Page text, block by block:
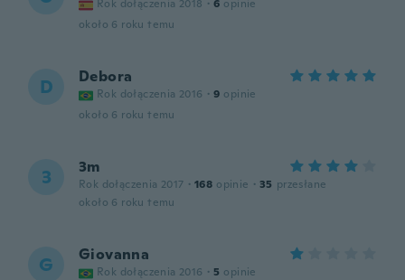
Rok dołączenia 2018 · 6 opinie
około 6 roku temu
D Debora
Rok dołączenia 2016 · 9 opinie
około 6 roku temu
3 3m
Rok dołączenia 2017 · 168 opinie · 35 przesłane
około 6 roku temu
G Giovanna
Rok dołączenia 2016 · 5 opinie